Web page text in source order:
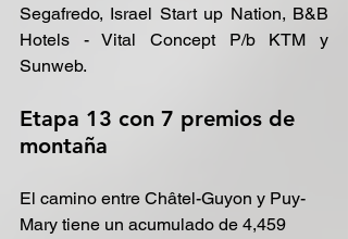
Segafredo, Israel Start up Nation, B&B
Hotels - Vital Concept P/b KTM y
Sunweb.
Etapa 13 con 7 premios de
montaña
El camino entre Châtel-Guyon y Puy-
Mary tiene un acumulado de 4,459